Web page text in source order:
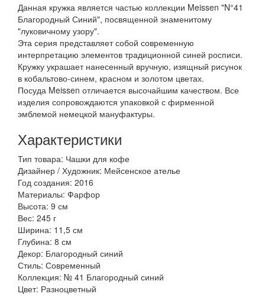
Данная кружка является частью коллекции Meissen "N°41
Благородный Синий", посвященной знаменитому
"луковичному узору".
Эта серия представляет собой современную
интерпретацию элементов традиционной синей росписи.
Кружку украшает нанесенный вручную, изящный рисунок
в кобальтово-синем, красном и золотом цветах.
Посуда Meissen отличается высочайшим качеством. Все
изделия сопровождаются упаковкой с фирменной
эмблемой немецкой мануфактуры.
Характеристики
Тип товара: Чашки для кофе
Дизайнер / Художник: Мейсенское ателье
Год создания: 2016
Материалы: Фарфор
Высота: 9 см
Вес: 245 г
Ширина: 11,5 см
Глубина: 8 см
Декор: Благородный синий
Стиль: Современный
Коллекция: № 41 Благородный синий
Цвет: Разноцветный